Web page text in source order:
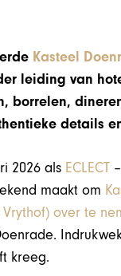
Kasteel
leiding van
borrelen,
details
2026 als ECLECT
maakt om
over te
kreeg.